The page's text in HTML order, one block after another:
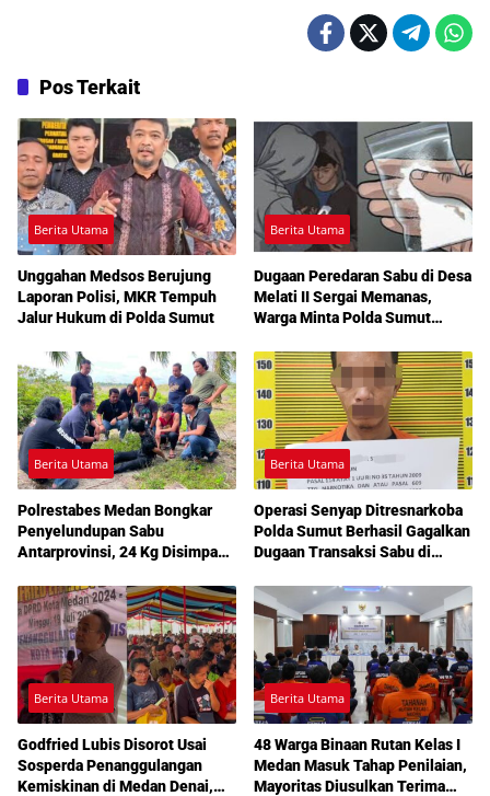
Pos Terkait
Berita Utama
Unggahan Medsos Berujung
Laporan Polisi, MKR Tempuh
Jalur Hukum di Polda Sumut
Berita Utama
Dugaan Peredaran Sabu di Desa
Melati II Sergai Memanas,
Warga Minta Polda Sumut
Berita Utama
Polrestabes Medan Bongkar
Penyelundupan Sabu
Antarprovinsi, 24 Kg Disimpan
Berita Utama
Operasi Senyap Ditresnarkoba
Polda Sumut Berhasil Gagalkan
Dugaan Transaksi Sabu di
Berita Utama
Godfried Lubis Disorot Usai
Sosperda Penanggulangan
Kemiskinan di Medan Denai,
Berita Utama
48 Warga Binaan Rutan Kelas I
Medan Masuk Tahap Penilaian,
Mayoritas Diusulkan Terima